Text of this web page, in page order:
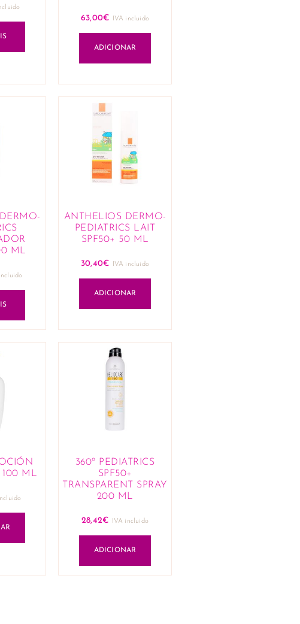
63,00€ IVA incluido
ADICIONAR
ML
ANTHELIOS DERMO-
PEDIATRICS LAIT
SPF50+ 50 ML
30,40€ IVA incluido
ADICIONAR
100 ML
360º PEDIATRICS
SPF50+
TRANSPARENT SPRAY
200 ML
28,42€ IVA incluido
ADICIONAR